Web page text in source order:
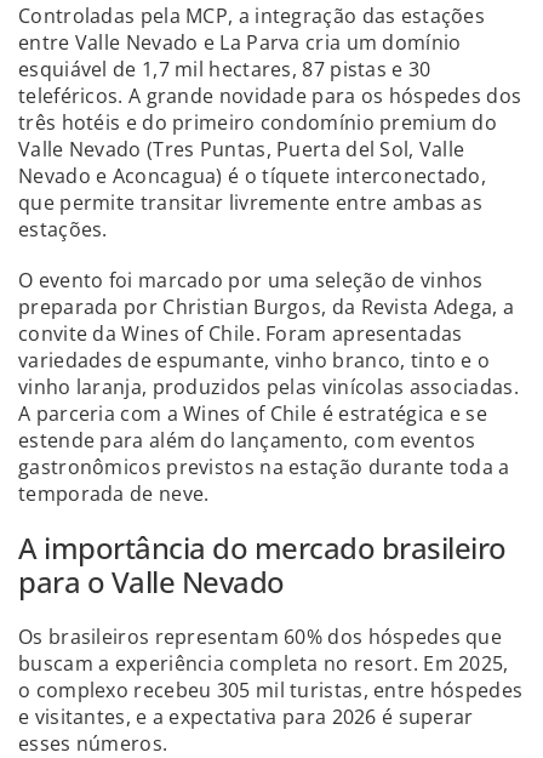
Controladas pela MCP, a integração das estações
entre Valle Nevado e La Parva cria um domínio
esquiável de 1,7 mil hectares, 87 pistas e 30
teleféricos. A grande novidade para os hóspedes dos
três hotéis e do primeiro condomínio premium do
Valle Nevado (Tres Puntas, Puerta del Sol, Valle
Nevado e Aconcagua) é o tíquete interconectado,
que permite transitar livremente entre ambas as
estações.
O evento foi marcado por uma seleção de vinhos
preparada por Christian Burgos, da Revista Adega, a
convite da Wines of Chile. Foram apresentadas
variedades de espumante, vinho branco, tinto e o
vinho laranja, produzidos pelas vinícolas associadas.
A parceria com a Wines of Chile é estratégica e se
estende para além do lançamento, com eventos
gastronômicos previstos na estação durante toda a
temporada de neve.
A importância do mercado brasileiro
para o Valle Nevado
Os brasileiros representam 60% dos hóspedes que
buscam a experiência completa no resort. Em 2025,
o complexo recebeu 305 mil turistas, entre hóspedes
e visitantes, e a expectativa para 2026 é superar
esses números.